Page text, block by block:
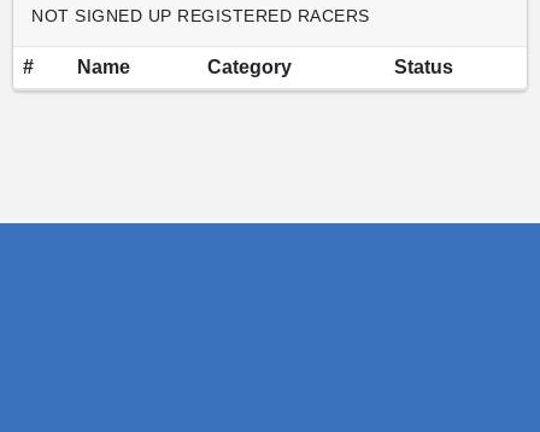
NOT SIGNED UP REGISTERED RACERS
# Name Category Status